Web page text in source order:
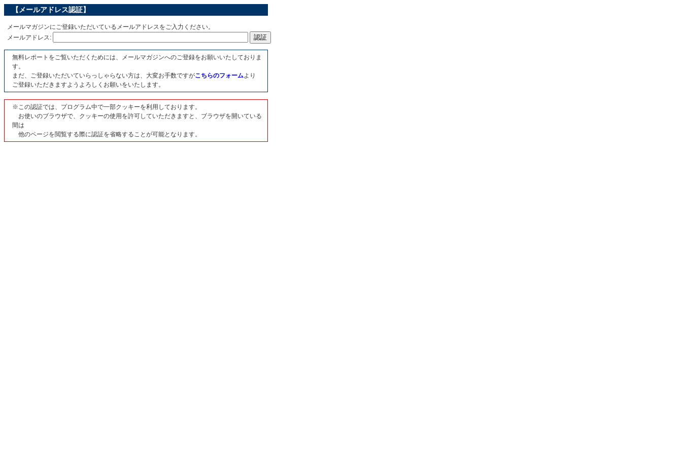
【メールアドレス認証】
メールマガジンにご登録いただいているメールアドレスをご入力ください。
メールアドレス:
無料レポートをご覧いただくためには、メールマガジンへのご登録をお願いいたしておりま
す。
まだ、ご登録いただいていらっしゃらない方は、大変お手数ですがこちらのフォームより
ご登録いただきますようよろしくお願いをいたします。
※この認証では、プログラム中で一部クッキーを利用しております。
お使いのブラウザで、クッキーの使用を許可していただきますと、ブラウザを開いている
間は
他のページを閲覧する際に認証を省略することが可能となります。